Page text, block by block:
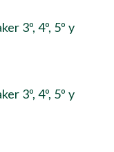
3º, 4º, 5º y
3º, 4º, 5º y